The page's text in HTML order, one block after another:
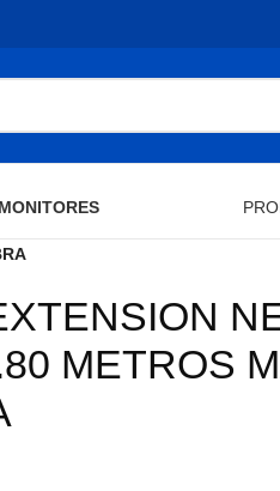
MONITORES
METROS